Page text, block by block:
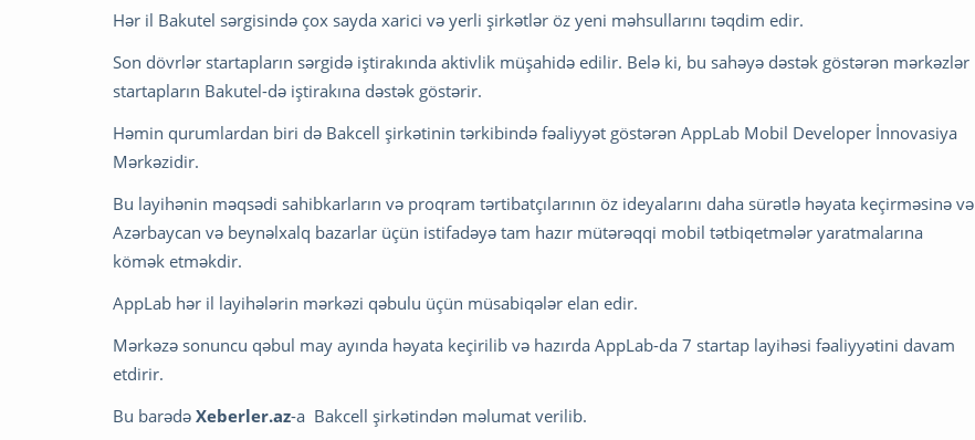
Hər il Bakutel sərgisində çox sayda xarici və yerli şirkətlər öz yeni məhsullarını təqdim edir.
Son dövrlər startapların sərgidə iştirakında aktivlik müşahidə edilir. Belə ki, bu sahəyə dəstək göstərən mərkəzlər
startapların Bakutel-də iştirakına dəstək göstərir.
Həmin qurumlardan biri də Bakcell şirkətinin tərkibində fəaliyyət göstərən AppLab Mobil Developer İnnovasiya
Mərkəzidir.
Bu layihənin məqsədi sahibkarların və proqram tərtibatçılarının öz ideyalarını daha sürətlə həyata keçirməsinə və
Azərbaycan və beynəlxalq bazarlar üçün istifadəyə tam hazır mütərəqqi mobil tətbiqetmələr yaratmalarına
kömək etməkdir.
AppLab hər il layihələrin mərkəzi qəbulu üçün müsabiqələr elan edir.
Mərkəzə sonuncu qəbul may ayında həyata keçirilib və hazırda AppLab-da 7 startap layihəsi fəaliyyətini davam
etdirir.
Bu barədə Xeberler.az-a Bakcell şirkətindən məlumat verilib.